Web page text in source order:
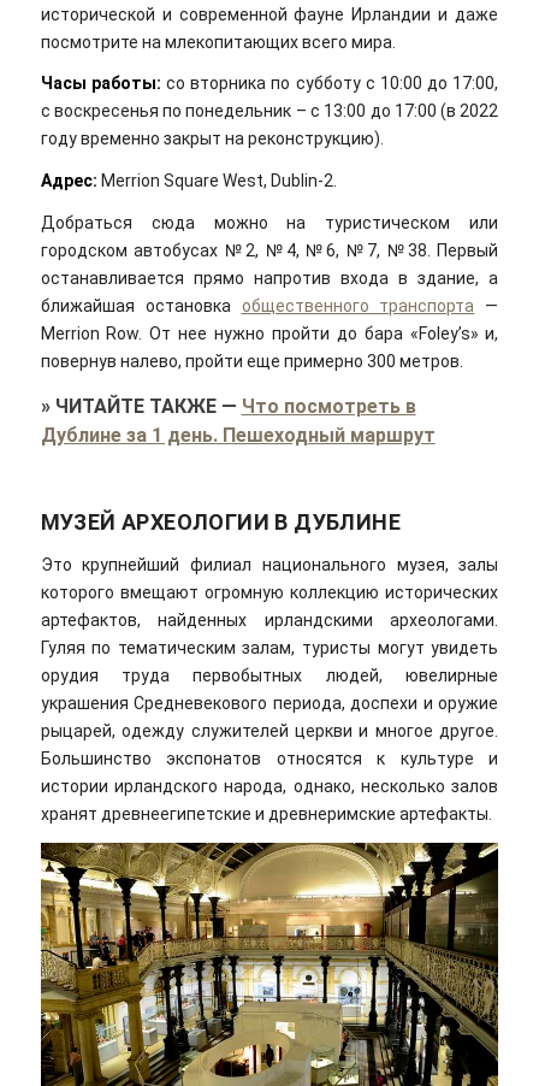
исторической и современной фауне Ирландии и даже
посмотрите на млекопитающих всего мира.
Часы работы: со вторника по субботу с 10:00 до 17:00,
с воскресенья по понедельник – с 13:00 до 17:00 (в 2022
году временно закрыт на реконструкцию).
Адрес: Merrion Square West, Dublin-2.
Добраться сюда можно на туристическом или
городском автобусах №2, №4, №6, №7, №38. Первый
останавливается прямо напротив входа в здание, а
ближайшая остановка общественного транспорта —
Merrion Row. От нее нужно пройти до бара «Foley’s» и,
повернув налево, пройти еще примерно 300 метров.
» ЧИТАЙТЕ ТАКЖЕ— Что посмотреть в
Дублине за 1 день. Пешеходный маршрут
МУЗЕЙ АРХЕОЛОГИИ В ДУБЛИНЕ
Это крупнейший филиал национального музея, залы
которого вмещают огромную коллекцию исторических
артефактов, найденных ирландскими археологами.
Гуляя по тематическим залам, туристы могут увидеть
орудия труда первобытных людей, ювелирные
украшения Средневекового периода, доспехи и оружие
рыцарей, одежду служителей церкви и многое другое.
Большинство экспонатов относятся к культуре и
истории ирландского народа, однако, несколько залов
хранят древнеегипетские и древнеримские артефакты.